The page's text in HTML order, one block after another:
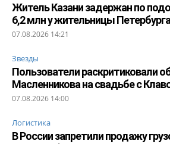
Житель Казани задержан по
6,2 млн у жительницы Петербурга
07.08.2026 14:21
Звезды
Пользователи раскритиковали
Масленникова на свадьбе с
07.08.2026 14:00
Логистика
В России запретили продажу